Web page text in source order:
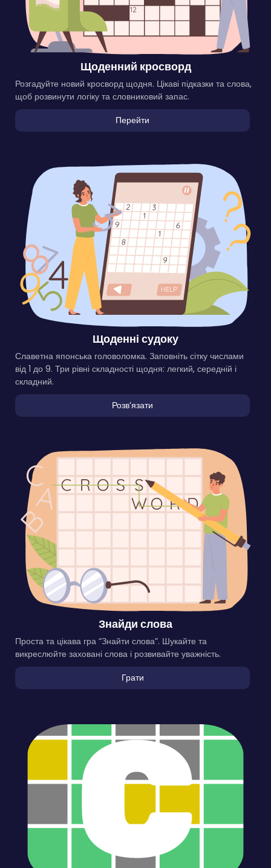
Щоденний кросворд
Розгадуйте новий кросворд щодня. Цікаві підказки та слова,
щоб розвинути логіку та словниковий запас.
Перейти
Щоденні судоку
Славетна японська головоломка. Заповніть сітку числами
від 1 до 9. Три рівні складності щодня: легкий, середній і
складний.
Розвʼязати
Знайди слова
Проста та цікава гра “Знайти слова”. Шукайте та
викреслюйте заховані слова і розвивайте уважність.
Грати